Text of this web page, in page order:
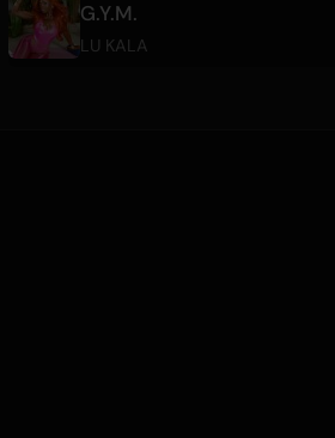
G.Y.M.
LU KALA